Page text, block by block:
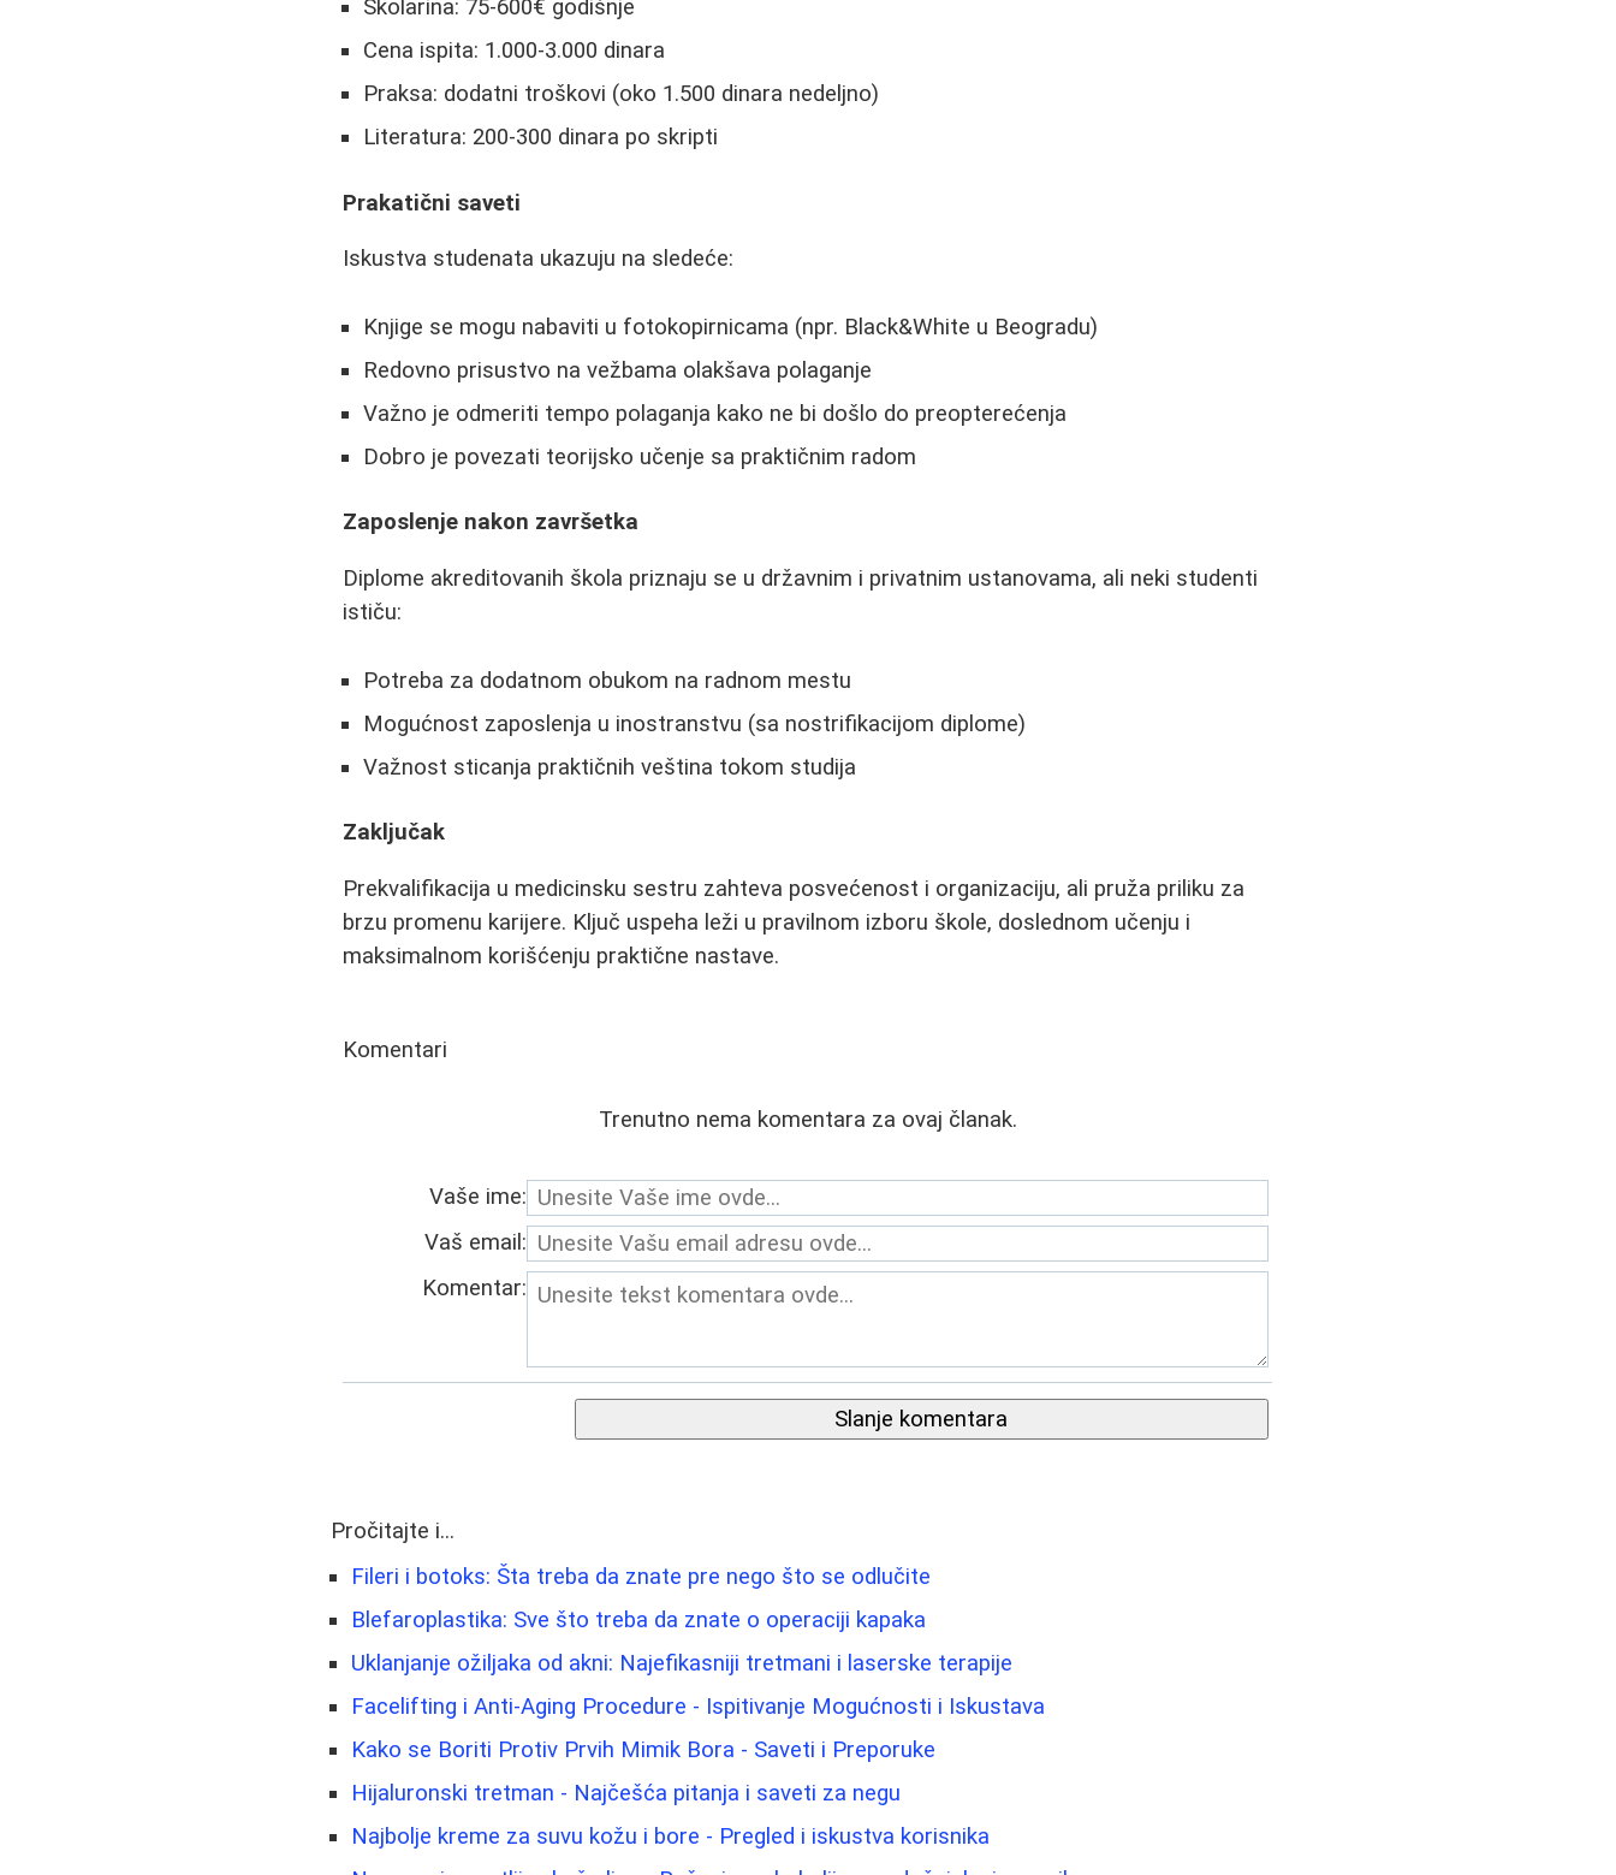
Školarina: 75-600€ godišnje
Cena ispita: 1.000-3.000 dinara
Praksa: dodatni troškovi (oko 1.500 dinara nedeljno)
Literatura: 200-300 dinara po skripti
Prakatični saveti
Iskustva studenata ukazuju na sledeće:
Knjige se mogu nabaviti u fotokopirnicama (npr. Black&White u Beogradu)
Redovno prisustvo na vežbama olakšava polaganje
Važno je odmeriti tempo polaganja kako ne bi došlo do preopterećenja
Dobro je povezati teorijsko učenje sa praktičnim radom
Zaposlenje nakon završetka
Diplome akreditovanih škola priznaju se u državnim i privatnim ustanovama, ali neki studenti
ističu:
Potreba za dodatnom obukom na radnom mestu
Mogućnost zaposlenja u inostranstvu (sa nostrifikacijom diplome)
Važnost sticanja praktičnih veština tokom studija
Zaključak
Prekvalifikacija u medicinsku sestru zahteva posvećenost i organizaciju, ali pruža priliku za
brzu promenu karijere. Ključ uspeha leži u pravilnom izboru škole, doslednom učenju i
maksimalnom korišćenju praktične nastave.
Komentari
Trenutno nema komentara za ovaj članak.
Vaše ime:
Vaš email:
Komentar:
Slanje komentara
Pročitajte i...
Fileri i botoks: Šta treba da znate pre nego što se odlučite
Blefaroplastika: Sve što treba da znate o operaciji kapaka
Uklanjanje ožiljaka od akni: Najefikasniji tretmani i laserske terapije
Facelifting i Anti-Aging Procedure - Ispitivanje Mogućnosti i Iskustava
Kako se Boriti Protiv Prvih Mimik Bora - Saveti i Preporuke
Hijaluronski tretman - Najčešća pitanja i saveti za negu
Najbolje kreme za suvu kožu i bore - Pregled i iskustva korisnika